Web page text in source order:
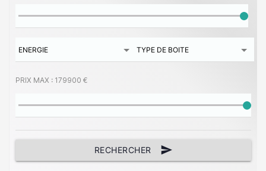
PRIX MAX : 179900 €
RECHERCHER send